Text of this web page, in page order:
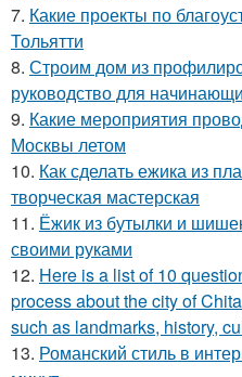
7. Какие проекты по
Тольятти
8. Строим дом из
руководство для
9. Какие мероприятия
Москвы летом
10. Как сделать ежика из
творческая мастерская
11. Ёжик из бутылки и
своими руками
12. Here is a list of 10
process about the city of
such as landmarks, history,
13. Романский стиль в